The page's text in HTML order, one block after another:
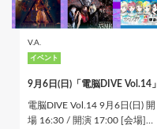
V.A.
イベント
9月6日(日)「電脳DIVE Vol.14」
電脳DIVE Vol.14 9月6日(日) 開
場 16:30 / 開演 17:00 [会場]…